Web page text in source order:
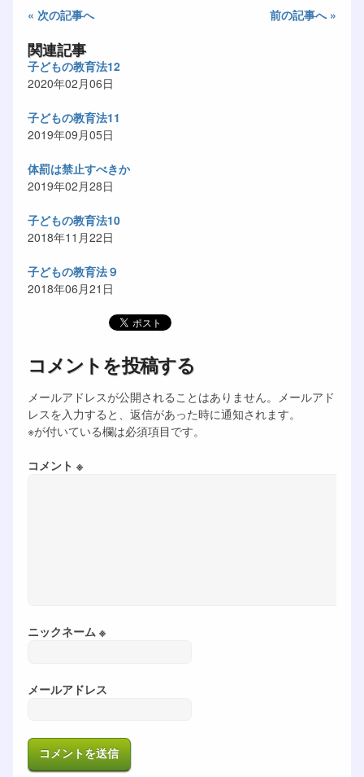
« 次の記事へ 前の記事へ »
関連記事
子どもの教育法12
2020年02月06日
子どもの教育法11
2019年09月05日
体罰は禁止すべきか
2019年02月28日
子どもの教育法10
2018年11月22日
子どもの教育法９
2018年06月21日
コメントを投稿する
メールアドレスが公開されることはありません。メールアド
レスを入力すると、返信があった時に通知されます。
※が付いている欄は必須項目です。
コメント ※
ニックネーム ※
メールアドレス